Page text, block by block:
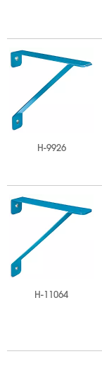
H-9926
H-11064